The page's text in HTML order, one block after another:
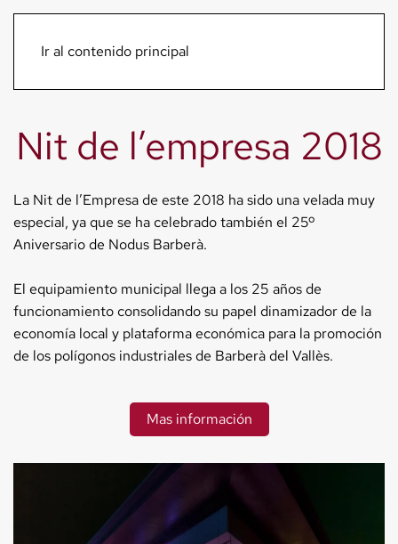
Ir al contenido principal
Menú
Nit de l’empresa 2018
La Nit de l’Empresa de este 2018 ha sido una velada muy
especial, ya que se ha celebrado también el 25º
Aniversario de Nodus Barberà.
El equipamiento municipal llega a los 25 años de
funcionamiento consolidando su papel dinamizador de la
economía local y plataforma económica para la promoción
de los polígonos industriales de Barberà del Vallès.
Mas información